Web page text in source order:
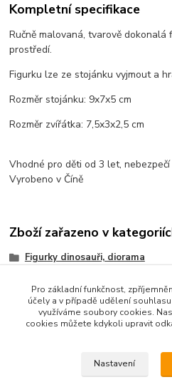
Kompletní specifikace
Ručně malovaná, tvarově
prostředí.
Figurku lze ze stojánku vyjmout a
Rozměr stojánku: 9x7x5 cm
Rozměr zvířátka: 7,5x3x2,5 cm
Vhodné pro děti od 3 let,
Vyrobeno v Číně
Zboží zařazeno v
Figurky dinosauři, diorama
Pro základní funkčnost,
účely a v případě udělení
využíváme soubory cookies.
cookies můžete kdykoli upravit
Nastavení